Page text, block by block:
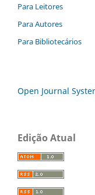
Para Leitores
Para Autores
Para Bibliotecários
Open Journal
Edição Atual